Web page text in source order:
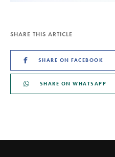
SHARE THIS ARTICLE
SHARE ON FACEBOOK
SHARE ON WHATSAPP